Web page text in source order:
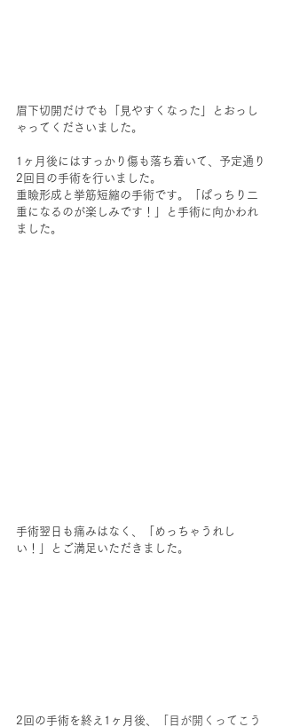
眉下切開だけでも「見やすくなった」とおっし
ゃってくださいました。
1ヶ月後にはすっかり傷も落ち着いて、予定通り
2回目の手術を行いました。
重瞼形成と挙筋短縮の手術です。「ぱっちり二
重になるのが楽しみです！」と手術に向かわれ
ました。
手術翌日も痛みはなく、「めっちゃうれし
い！」とご満足いただきました。
2回の手術を終え1ヶ月後、
「目が開くってこう